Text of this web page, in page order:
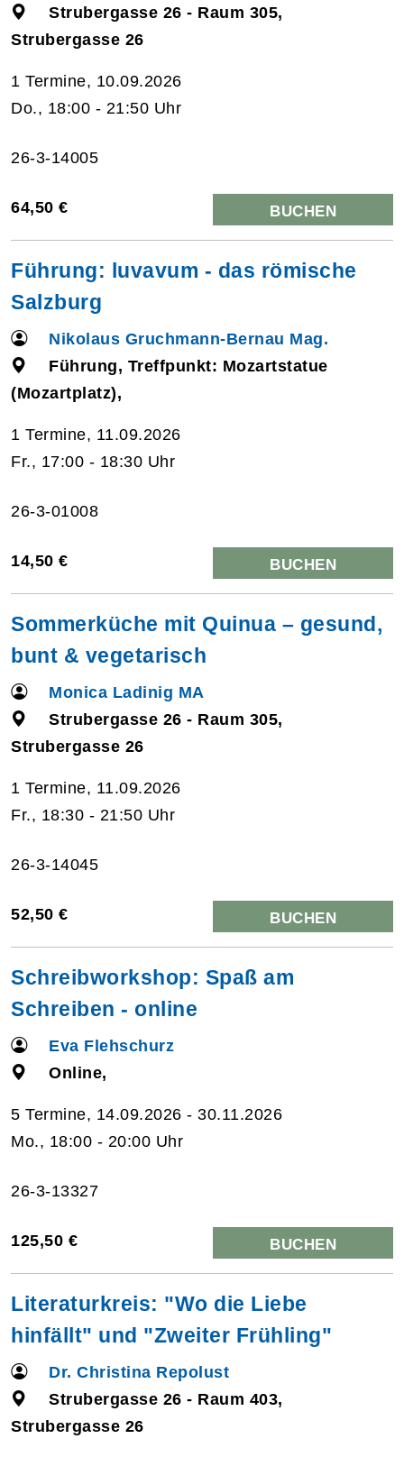
Strubergasse 26 - Raum 305,
Strubergasse 26
1 Termine, 10.09.2026
Do., 18:00 - 21:50 Uhr
26-3-14005
64,50 € BUCHEN
Führung: luvavum - das römische
Salzburg
Nikolaus Gruchmann-Bernau Mag.
Führung, Treffpunkt: Mozartstatue
(Mozartplatz),
1 Termine, 11.09.2026
Fr., 17:00 - 18:30 Uhr
26-3-01008
14,50 € BUCHEN
Sommerküche mit Quinua – gesund,
bunt & vegetarisch
Monica Ladinig MA
Strubergasse 26 - Raum 305,
Strubergasse 26
1 Termine, 11.09.2026
Fr., 18:30 - 21:50 Uhr
26-3-14045
52,50 € BUCHEN
Schreibworkshop: Spaß am
Schreiben - online
Eva Flehschurz
Online,
5 Termine, 14.09.2026 - 30.11.2026
Mo., 18:00 - 20:00 Uhr
26-3-13327
125,50 € BUCHEN
Literaturkreis: "Wo die Liebe
hinfällt" und "Zweiter Frühling"
Dr. Christina Repolust
Strubergasse 26 - Raum 403,
Strubergasse 26